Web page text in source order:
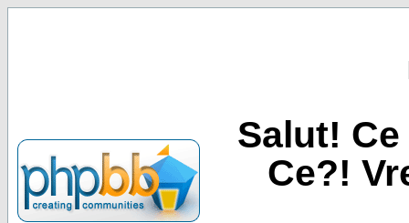
Salut!
Ce?!